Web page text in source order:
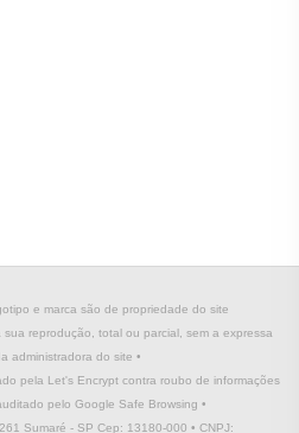
e marca são de propriedade do site
reprodução, total ou parcial, sem a expressa
administradora do site •
pela Let's Encrypt contra roubo de informações
pelo Google Safe Browsing •
Sumaré - SP Cep: 13180-000 • CNPJ: